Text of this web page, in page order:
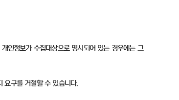
인정보가 수집대상으로 명시되어 있는 경우에는 그
요구를 거절할 수 있습니다.